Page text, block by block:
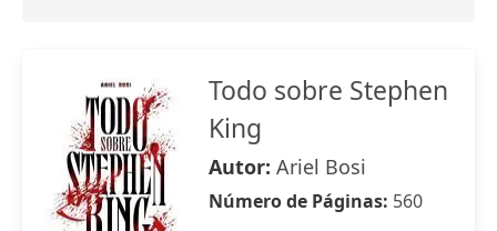
Todo sobre Stephen
King
Autor: Ariel Bosi
Número de Páginas: 560